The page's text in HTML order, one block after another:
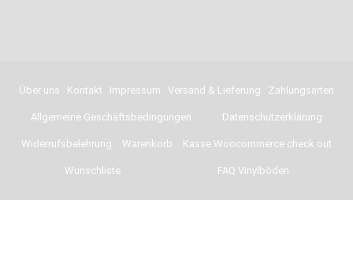
Über uns Kontakt Impressum Versand & Lieferung Zahlungsarten
Allgemeine Geschäftsbedingungen Datenschutzerklärung
Widerrufsbelehrung Warenkorb Kasse Woocommerce check out
Wunschliste FAQ Vinylböden